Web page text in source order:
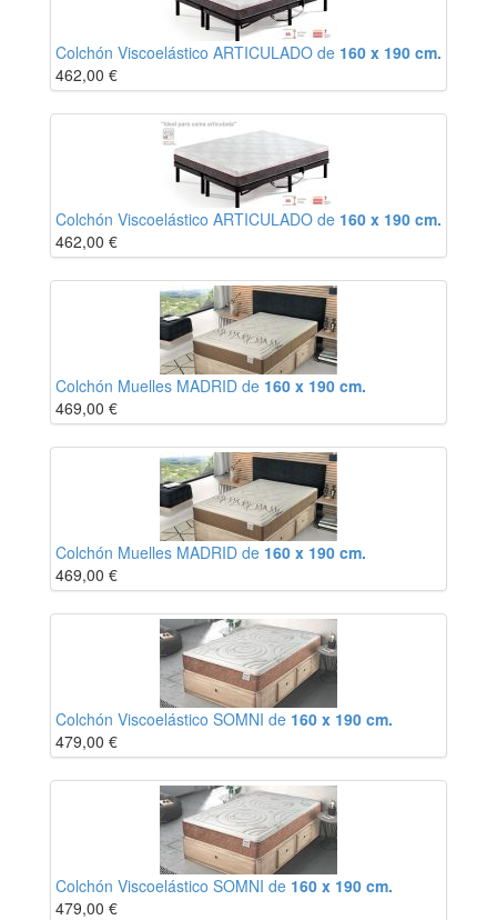
Colchón Viscoelástico ARTICULADO de 160 x 190 cm.
462,00 €
Colchón Viscoelástico ARTICULADO de 160 x 190 cm.
462,00 €
Colchón Muelles MADRID de 160 x 190 cm.
469,00 €
Colchón Muelles MADRID de 160 x 190 cm.
469,00 €
Colchón Viscoelástico SOMNI de 160 x 190 cm.
479,00 €
Colchón Viscoelástico SOMNI de 160 x 190 cm.
479,00 €